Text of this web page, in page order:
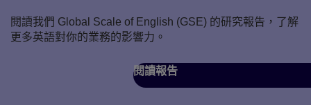
閱讀我們 Global Scale of English (GSE) 的研究報告，了解
更多英語對你的業務的影響力。
閱讀報告